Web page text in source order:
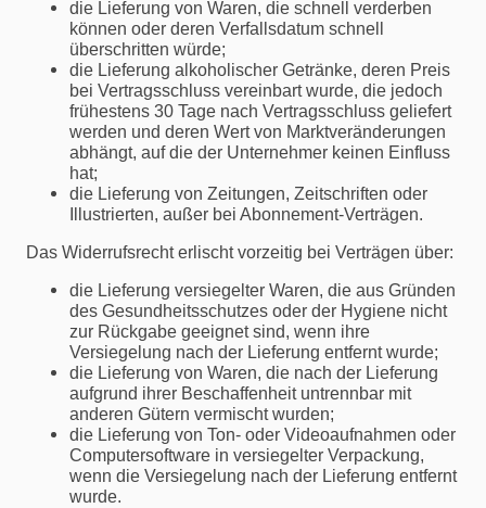
die Lieferung von Waren, die schnell verderben
können oder deren Verfallsdatum schnell
überschritten würde;
die Lieferung alkoholischer Getränke, deren Preis
bei Vertragsschluss vereinbart wurde, die jedoch
frühestens 30 Tage nach Vertragsschluss geliefert
werden und deren Wert von Marktveränderungen
abhängt, auf die der Unternehmer keinen Einfluss
hat;
die Lieferung von Zeitungen, Zeitschriften oder
Illustrierten, außer bei Abonnement-Verträgen.
Das Widerrufsrecht erlischt vorzeitig bei Verträgen über:
die Lieferung versiegelter Waren, die aus Gründen
des Gesundheitsschutzes oder der Hygiene nicht
zur Rückgabe geeignet sind, wenn ihre
Versiegelung nach der Lieferung entfernt wurde;
die Lieferung von Waren, die nach der Lieferung
aufgrund ihrer Beschaffenheit untrennbar mit
anderen Gütern vermischt wurden;
die Lieferung von Ton- oder Videoaufnahmen oder
Computersoftware in versiegelter Verpackung,
wenn die Versiegelung nach der Lieferung entfernt
wurde.